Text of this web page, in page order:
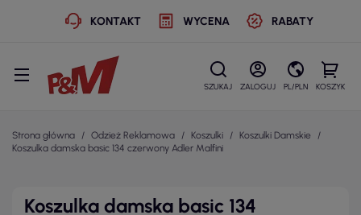
KONTAKT WYCENA RABATY
SZUKAJ ZALOGUJ PL/PLN KOSZYK
Strona główna Odzież Reklamowa Koszulki
Koszulki Damskie
Koszulka damska basic 134 czerwony Adler Malfini
Koszulka damska basic 134